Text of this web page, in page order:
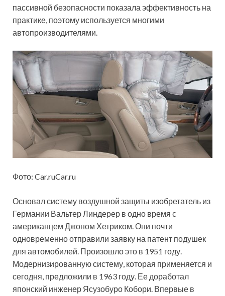
пассивной безопасности показала эффективность на
практике, поэтому используется многими
автопроизводителями.
Фото: Car.ruCar.ru
Основал систему воздушной защиты изобретатель из
Германии Вальтер Линдерер в одно время с
американцем Джоном Хетриком. Они почти
одновременно отправили заявку на патент подушек
для автомобилей. Произошло это в 1951 году.
Модернизированную систему, которая применяется и
сегодня, предложили в 1963 году. Ее доработал
японский инженер Ясузобуро Кобори. Впервые в